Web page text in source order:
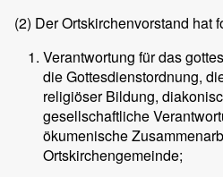
(2) Der Ortskirchenvorstand hat
Verantwortung für das
die Gottesdienstordnung,
religiöser Bildung,
gesellschaftliche
ökumenische
Ortskirchengemeinde;